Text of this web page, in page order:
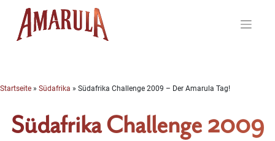
content
Startseite » Südafrika » Südafrika Challenge 2009 – Der Amarula Tag!
Südafrika Challenge 2009